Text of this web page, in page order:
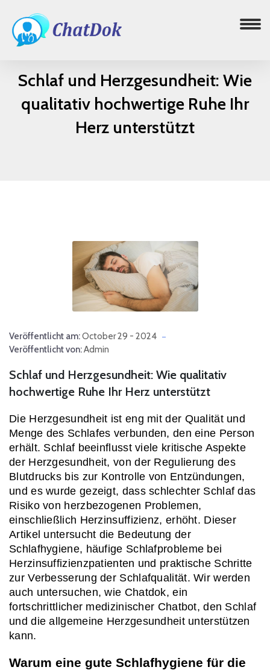
Schlaf und Herzgesundheit: Wie
qualitativ hochwertige Ruhe Ihr
Herz unterstützt
Veröffentlicht am:October 29 - 2024
Veröffentlicht von:Admin
Schlaf und Herzgesundheit: Wie qualitativ
hochwertige Ruhe Ihr Herz unterstützt
Die Herzgesundheit ist eng mit der Qualität und
Menge des Schlafes verbunden, den eine Person
erhält. Schlaf beeinflusst viele kritische Aspekte
der Herzgesundheit, von der Regulierung des
Blutdrucks bis zur Kontrolle von Entzündungen,
und es wurde gezeigt, dass schlechter Schlaf das
Risiko von herzbezogenen Problemen,
einschließlich Herzinsuffizienz, erhöht. Dieser
Artikel untersucht die Bedeutung der
Schlafhygiene, häufige Schlafprobleme bei
Herzinsuffizienzpatienten und praktische Schritte
zur Verbesserung der Schlafqualität. Wir werden
auch untersuchen, wie Chatdok, ein
fortschrittlicher medizinischer Chatbot, den Schlaf
und die allgemeine Herzgesundheit unterstützen
kann.
Warum eine gute Schlafhygiene für die